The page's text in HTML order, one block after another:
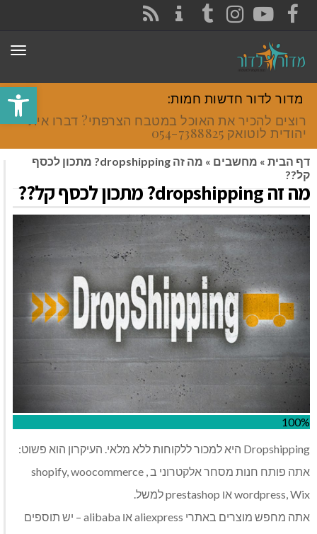
פתח
FACEBOOK
YOUTUBE
INSTAGRAM
TUMBLR
מדור לדור חדשות חמות:
רוצים להכיר את האוכל במטבח הצרפתי? דברו איתי
יהודית לוטואק 054-7388825.
דף הבית » מחשבים »
מה זה dropshipping? מתכון לכסף
קל??
מה זה dropshipping? מתכון לכסף קל??
100%
Dropshipping היא למכור ללקוחות ללא מלאי. העיקרון הוא פשוט:
אתה פותח חנות מסחר אלקטרוני ב shopify, woocommerce ,
wordpress, Wix או prestashop למשל.
אתה מחפש מוצרים באתרי aliexpress או alibaba – יש תוספים